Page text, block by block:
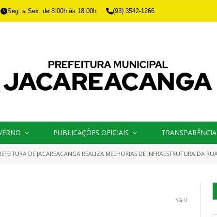
Seg. a Sex. de 8:00h às 18:00h (93) 3542-1266
PUBLICAÇÕES OFICIAIS TRANSPARÊNCIA
DE JACAREACANGA REALIZA MELHORIAS DE INFRAESTRUTURA DA
0